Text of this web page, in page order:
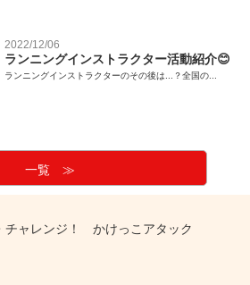
2022/12/06
ランニングインストラクター活動紹介😊
ランニングインストラクターのその後は...？全国の...
一覧 ≫